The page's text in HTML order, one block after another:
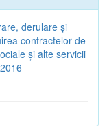
derulare și
contractelor de
și alte servicii